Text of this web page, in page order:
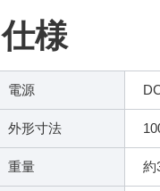
仕様
電源
外形寸法
重量 約